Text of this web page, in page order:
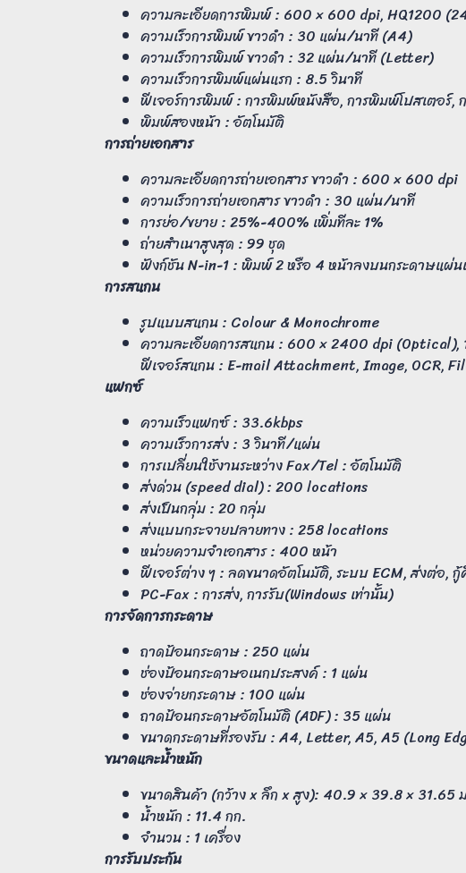
ความละเอียดการพิมพ์ : 600 × 600 dpi, HQ1200
ความเร็วการพิมพ์ ขาวดำ : 30 แผ่น/นาที (A4)
ความเร็วการพิมพ์ ขาวดำ : 32 แผ่น/นาที (Letter)
ความเร็วการพิมพ์แผ่นแรก : 8.5 วินาที
ฟีเจอร์การพิมพ์ : การพิมพ์หนังสือ, การพิมพ์โปสเตอร์,
พิมพ์สองหน้า : อัตโนมัติ
การถ่ายเอกสาร
ความละเอียดการถ่ายเอกสาร ขาวดำ : 600 × 600 dpi
ความเร็วการถ่ายเอกสาร ขาวดำ : 30 แผ่น/นาที
การย่อ/ขยาย : 25%-400% เพิ่มทีละ 1%
ถ่ายสำเนาสูงสุด : 99 ชุด
ฟังก์ชัน N-in-1 : พิมพ์ 2 หรือ 4 หน้าลงบนกระดาษแผ่น
การสแกน
รูปแบบสแกน : Colour & Monochrome
ความละเอียดการสแกน : 600 × 2400 dpi
ฟีเจอร์สแกน : E-mail Attachment, Image, OCR,
แฟกซ์
ความเร็วแฟกซ์ : 33.6kbps
ความเร็วการส่ง : 3 วินาที/แผ่น
การเปลี่ยนใช้งานระหว่าง Fax/Tel : อัตโนมัติ
ส่งด่วน (speed dial) : 200 locations
ส่งเป็นกลุ่ม : 20 กลุ่ม
ส่งแบบกระจายปลายทาง : 258 locations
หน่วยความจำเอกสาร : 400 หน้า
ฟีเจอร์ต่าง ๆ : ลดขนาดอัตโนมัติ, ระบบ ECM, ส่งต่อ,
PC-Fax : การส่ง, การรับ(Windows เท่านั้น)
การจัดการกระดาษ
ถาดป้อนกระดาษ : 250 แผ่น
ช่องป้อนกระดาษอเนกประสงค์ : 1 แผ่น
ช่องจ่ายกระดาษ : 100 แผ่น
ถาดป้อนกระดาษอัตโนมัติ (ADF) : 35 แผ่น
ขนาดกระดาษที่รองรับ : A4, Letter, A5, A5 (Long
ขนาดและน้ำหนัก
ขนาดสินค้า (กว้าง x ลึก x สูง): 40.9 × 39.8 × 31.65
น้ำหนัก : 11.4 กก.
จำนวน : 1 เครื่อง
การรับประกัน